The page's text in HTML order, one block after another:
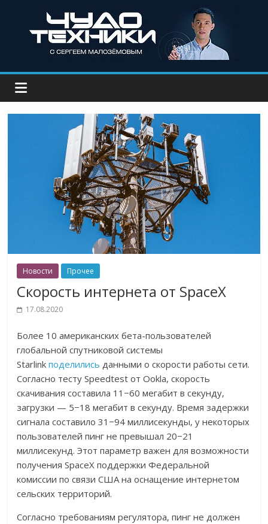
Новости Прочее
Скорость интернета от SpaceX
17.08.2020
Более 10 американских бета-пользователей
глобальной спутниковой системы
Starlinkподелились данными о скорости работы сети.
Согласно тесту Speedtest от Ookla, скорость
скачивания составила 11−60 мегабит в секунду,
загрузки — 5−18 мегабит в секунду. Время задержки
сигнала составило 31−94 миллисекунды, у некоторых
пользователей пинг не превышал 20−21
миллисекунд. Этот параметр важен для возможности
получения SpaceX поддержки Федеральной
комиссии по связи США на оснащение интернетом
сельских территорий.
Согласно требованиям регулятора, пинг не должен